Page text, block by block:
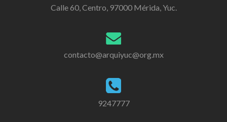
Calle 60, Centro, 97000 Mérida, Yuc.
contacto@arquiyuc@org.mx
9247777